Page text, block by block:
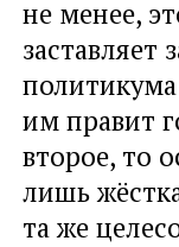
не менее,
заставляет
им правит
второе, то
лишь
та же